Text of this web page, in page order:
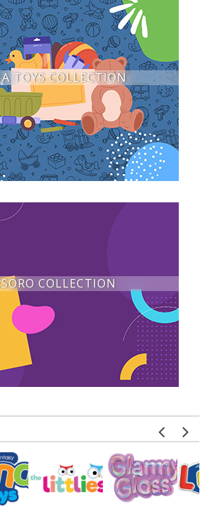
TOYS COLLECTION
COLLECTION